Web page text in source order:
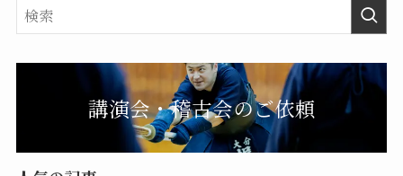
講演会・稽古会のご依頼